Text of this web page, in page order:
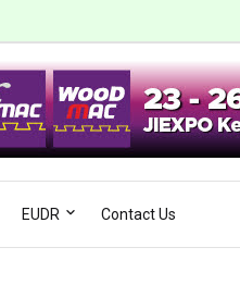
EUDR Contact Us